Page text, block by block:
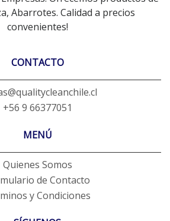
Abarrotes. Calidad a precios
convenientes!
CONTACTO
+56 9 66377051
MENÚ
Quienes Somos
de Contacto
y Condiciones